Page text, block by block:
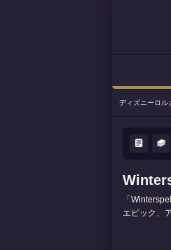
ディズニーロル
「
エピック、